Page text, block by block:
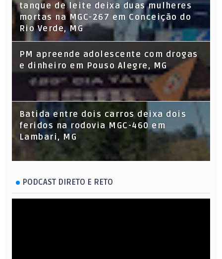
tanque de leite deixa duas mulheres
mortas na MGC-267 em Conceição do
Rio Verde, MG
PM apreende adolescente com drogas
e dinheiro em Pouso Alegre, MG
Batida entre dois carros deixa dois
feridos na rodovia MGC-460 em
Lambari, MG
PODCAST DIRETO E RETO